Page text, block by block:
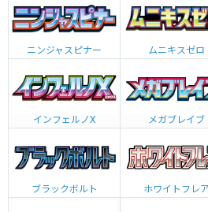
ニンジャスピナー ムニキスゼロ
インフェルノX メガブレイブ
ブラックボルト ホワイトフレア